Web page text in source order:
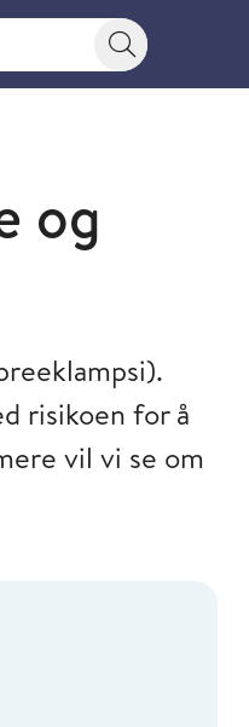
Søkeknapp
og
risikoen for å
vil vi se om